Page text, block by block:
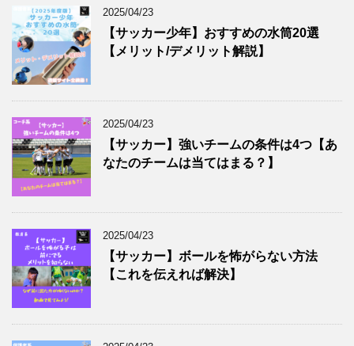
2025/04/23
【サッカー少年】おすすめの水筒20選
【メリット/デメリット解説】
2025/04/23
【サッカー】強いチームの条件は4つ【あ
なたのチームは当てはまる？】
2025/04/23
【サッカー】ボールを怖がらない方法
【これを伝えれば解決】